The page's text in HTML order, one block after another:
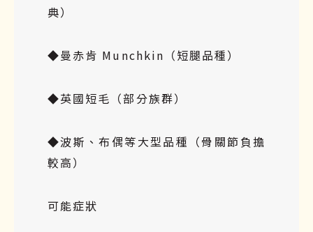
典）
◆曼赤肯 Munchkin（短腿品種）
◆英國短毛（部分族群）
◆波斯、布偶等大型品種（骨關節負擔
較高）
可能症狀